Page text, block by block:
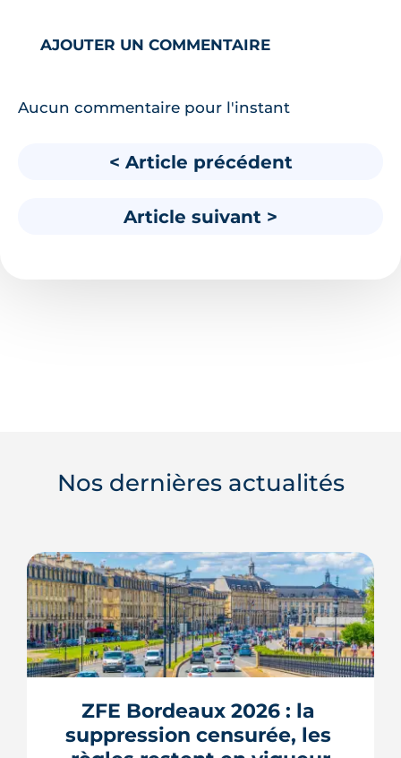
AJOUTER UN COMMENTAIRE
Aucun commentaire pour l'instant
< Article précédent
Article suivant >
Nos dernières actualités
ZFE Bordeaux 2026 : la
suppression censurée, les